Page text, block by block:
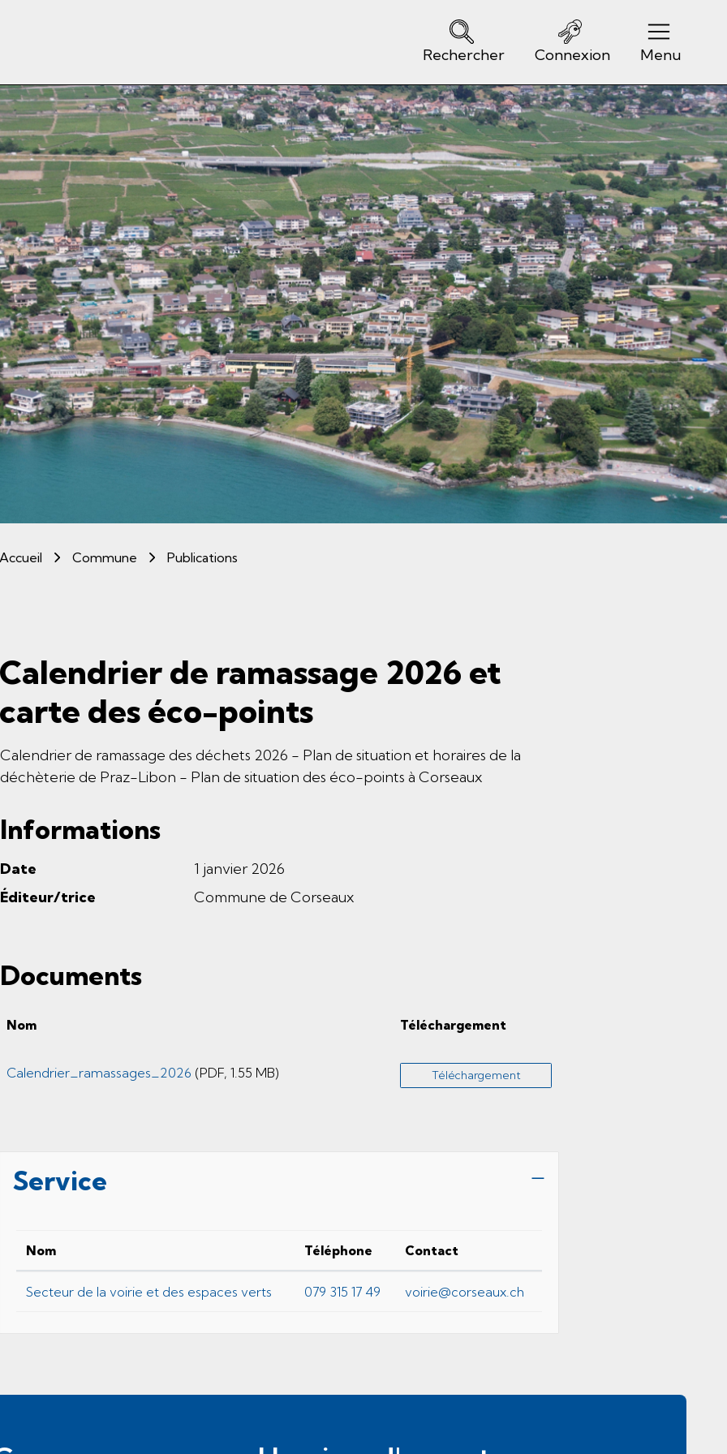
Rechercher
Connexion Menu
Navigation principale
Accueil Commune Publications(sélectionné)
Calendrier de ramassage 2026 et
carte des éco-points
Calendrier de ramassage des déchets 2026 - Plan de situation et horaires de la
déchèterie de Praz-Libon - Plan de situation des éco-points à Corseaux
Informations
Date
1 janvier 2026
Éditeur/trice
Commune de Corseaux
Documents
Nom Téléchargement
Calendrier_ramassages_2026 (PDF, 1.55 MB) Téléchargement
Service
Nom Téléphone Contact
Secteur de la voirie et des espaces verts 079 315 17 49 voirie@corseaux.ch